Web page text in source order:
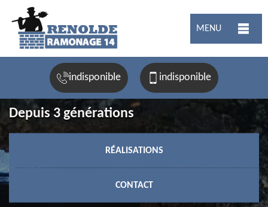
MENU
indisponible indisponible
Depuis 3 générations
RÉALISATIONS
CONTACT